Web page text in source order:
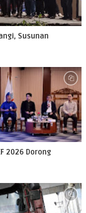
Susunan
2026 Dorong